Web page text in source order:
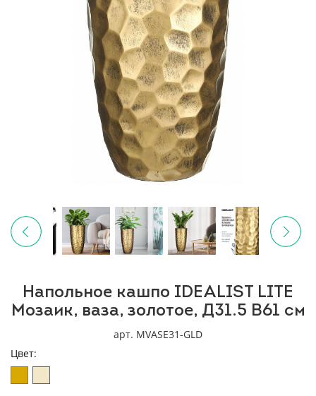
Напольное кашпо IDEALIST LITE
Мозаик, ваза, золотое, Д31.5 В61 см
арт. MVASE31-GLD
Цвет: